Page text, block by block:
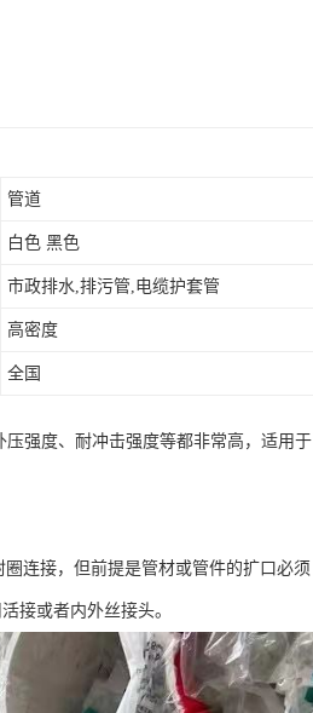
管道
白色 黑色
市政排水,排污管,电缆护套管
高密度
全国
强度、耐冲击强度等都非常高，适用于
连接，但前提是管材或管件的扩口必须
接或者内外丝接头。